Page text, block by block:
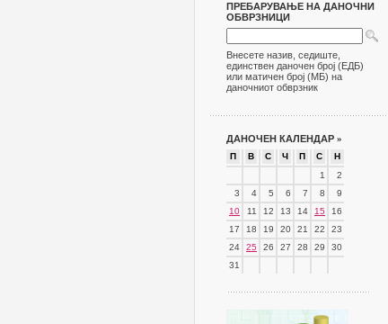
ПРЕБАРУВАЊЕ НА ДАНОЧНИ
ОБВРЗНИЦИ
Внесете назив, седиште,
единствен даночен број (ЕДБ)
или матичен број (МБ) на
даночниот обврзник
ДАНОЧЕН КАЛЕНДАР »
П В С Ч П С
Н
1
2
3
4 5 6 7 8
9
10
11 12 13 14 15
16
17
18 19 20 21 22
23
24
25 26 27 28 29
30
31